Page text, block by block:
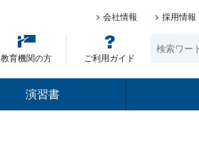
会社情報 採用情報
教育機関の方 ご利用ガイド
演習書